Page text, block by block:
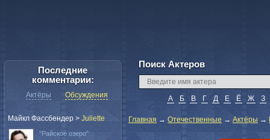
Поиск Актеров
А Б В Г Д Е Ё Ж З
Главная → Отечественные → Актёры →
Последние
комментарии:
Актёры Обсуждения
Майкл Фассбендер > Juliette
"Райское озеро"